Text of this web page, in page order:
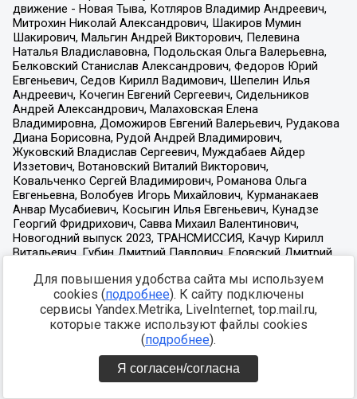
Для повышения удобства сайта мы используем
cookies (подробнее). К сайту подключены
сервисы Yandex.Metrika, LiveInternet, top.mail.ru,
которые также используют файлы cookies
(подробнее).
Я согласен/согласна